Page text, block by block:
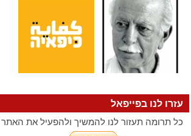
עזרו לנו בפייפאל
כל תרומה תעזור לנו להמשיך ולהפעיל את האתר